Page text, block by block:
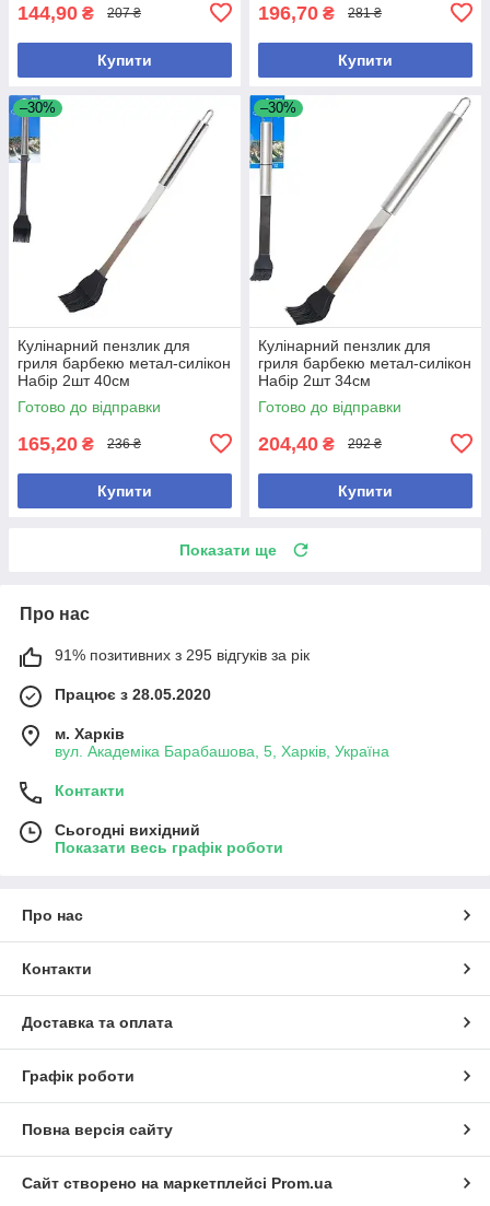
144,90 ₴ 207 ₴
Купити
196,70 ₴ 281 ₴
Купити
–30%
Кулінарний пензлик для
гриля барбекю метал-силікон
Набір 2шт 40см
Готово до відправки
165,20 ₴ 236 ₴
Купити
–30%
Кулінарний пензлик для
гриля барбекю метал-силікон
Набір 2шт 34см
Готово до відправки
204,40 ₴ 292 ₴
Купити
Показати ще
Про нас
91% позитивних з 295 відгуків за рік
Працює з 28.05.2020
м. Харків
вул. Академіка Барабашова, 5, Харків, Україна
Контакти
Сьогодні вихідний
Показати весь графік роботи
Про нас
Контакти
Доставка та оплата
Графік роботи
Повна версія сайту
Сайт створено на маркетплейсі Prom.ua